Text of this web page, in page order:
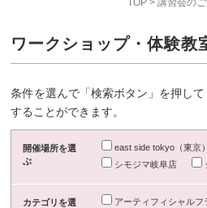
TOP> 講習会の
ワークショップ・体験教
条件を選んで「検索ボタン」を押し
することができます。
開催場所を選
ぶ
east side tokyo（東京）
シモジマ岐阜店
カテゴリを選
アーティフィシャルフ